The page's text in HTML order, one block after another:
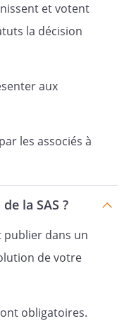
et votent
la décision
aux
les associés à
la SAS ?
publier dans un
de votre
obligatoires.